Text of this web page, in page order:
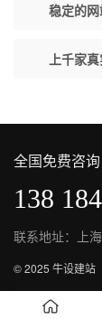
稳定的
上千家
全国免费咨询
138
联系地址：上
© 2025 牛设建站